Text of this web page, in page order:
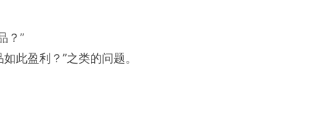
？”
此盈利？”之类的问题。